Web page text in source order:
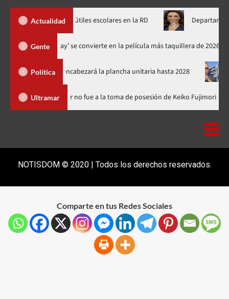
Actualidad
precios de útiles escolares en la RD Departamento de
Gente
‘Spider-Man: Brand New Day’ se convierte en la película más
Política
y encabezará la plancha unitaria hasta 2028 Carlos
Ultramar Luis Abinader no fue a la toma de posesión de Keiko
NOTISDOM © 2020 | Todos los derechos reservados.
Comparte en tus Redes Sociales